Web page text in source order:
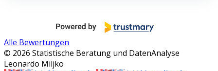
Alle Bewertungen
© 2026 Statistische Beratung und DatenAnalyse
Leonardo Miljko